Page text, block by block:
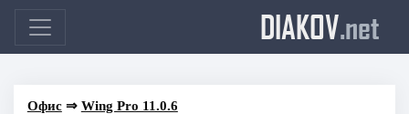
DIAKOV.net
Офис⇒ Wing Pro 11.0.6